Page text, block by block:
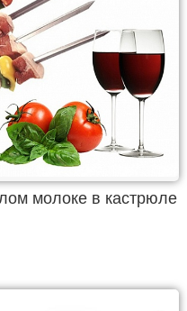
молоке в кастрюле